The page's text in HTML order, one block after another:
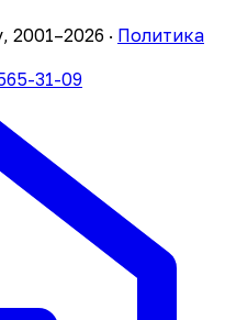
· Политика
31-09